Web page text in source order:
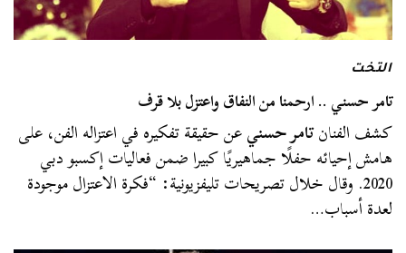
التخت
تامر حسني .. ارحمنا من النفاق واعتزل بلا قرف
كشف الفنانتامر حسنيعن حقيقة تفكيره في اعتزاله الفن، على
هامش إحيائه حفلًا جماهيريًا كبيرا ضمن فعاليات إكسبو دبي
2020. وقال خلال تصريحات تليفزيونية: “فكرة الاعتزال موجودة
لعدة أسباب…